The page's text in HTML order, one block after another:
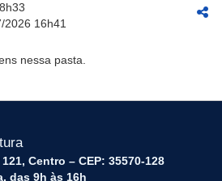
2026 16h41
nessa pasta.
Centro – CEP: 35570-128
das 9h às 16h